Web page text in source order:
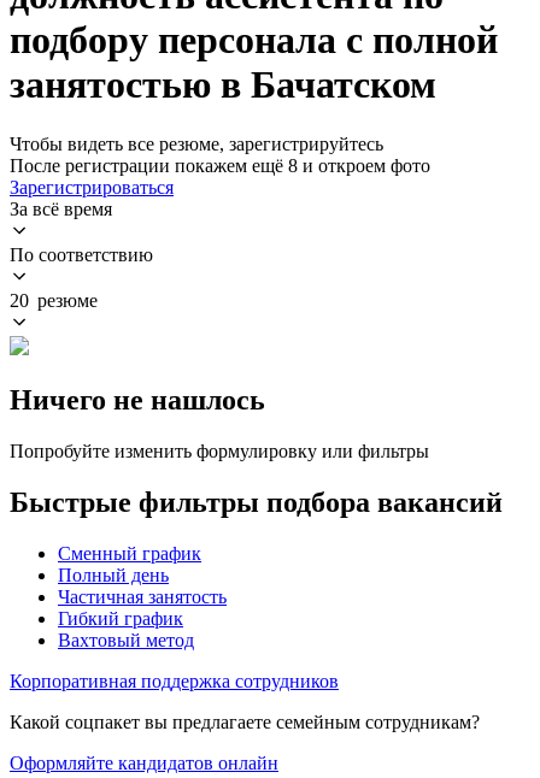
подбору персонала с полной
занятостью в Бачатском
Чтобы видеть все резюме, зарегистрируйтесь
После регистрации покажем ещё 8 и откроем фото
Зарегистрироваться
За всё время
По соответствию
20 резюме
Ничего не нашлось
Попробуйте изменить формулировку или фильтры
Быстрые фильтры подбора вакансий
Сменный график
Полный день
Частичная занятость
Гибкий график
Вахтовый метод
Корпоративная поддержка сотрудников
Какой соцпакет вы предлагаете семейным сотрудникам?
Оформляйте кандидатов онлайн